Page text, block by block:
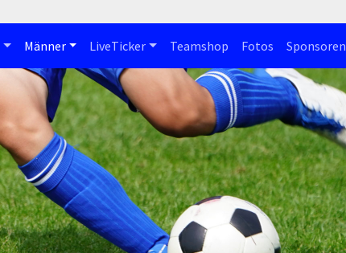
Männer LiveTicker Teamshop Fotos Sponsoren